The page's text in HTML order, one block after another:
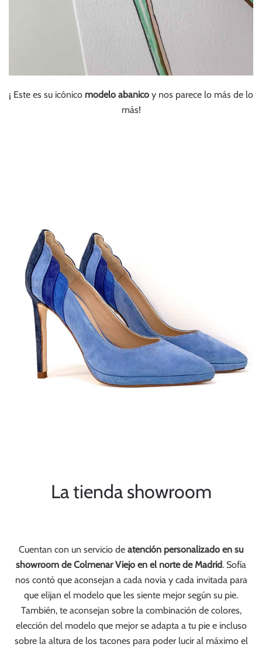
¡ Este es su icónico modelo abanico y nos parece lo más de lo
más!
La tienda showroom
Cuentan con un servicio de atención personalizado en su
showroom de Colmenar Viejo en el norte de Madrid. Sofía
nos contó que aconsejan a cada novia y cada invitada para
que elijan el modelo que les siente mejor según su pie.
También, te aconsejan sobre la combinación de colores,
elección del modelo que mejor se adapta a tu pie e incluso
sobre la altura de los tacones para poder lucir al máximo el